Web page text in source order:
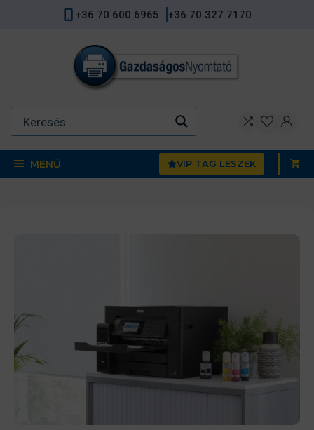
+36 70 600 6965 +36 70 327 7170
MENÜ VIP TAG LESZEK